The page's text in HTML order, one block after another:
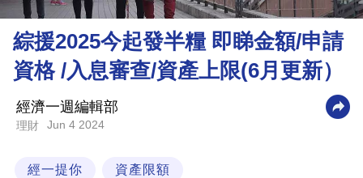
理
財
商
業
科
綜援2025今起發半糧 即睇金額/申請
資格 /入息審查/資產上限(6月更新）
經濟一週編輯部
理財 Jun 4 2024
經一提你 資產限額